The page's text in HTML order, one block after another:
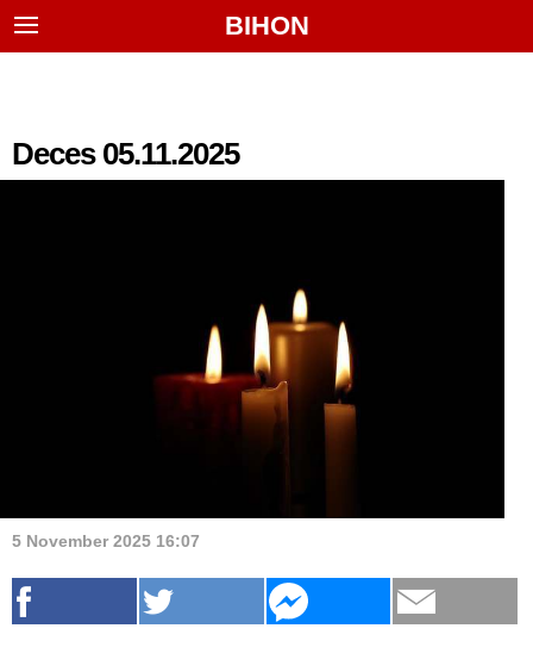
BIHON
Deces 05.11.2025
5 November 2025 16:07